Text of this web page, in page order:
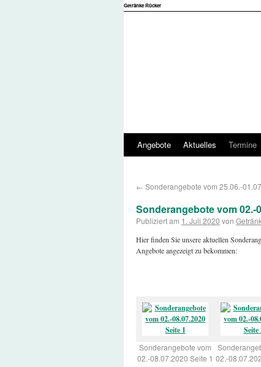
Getränke Rücker
Angebote Aktuelles Termine
← Sonderangebote vom 25.06.-
Sonderangebote vom 02.-
Publiziert am 1. Juli 2020 von
Hier finden Sie unsere aktuellen
Angebote angezeigt zu bekommen:
Sonderangebote vom
02.-08.07.2020 Seite 1 02.-